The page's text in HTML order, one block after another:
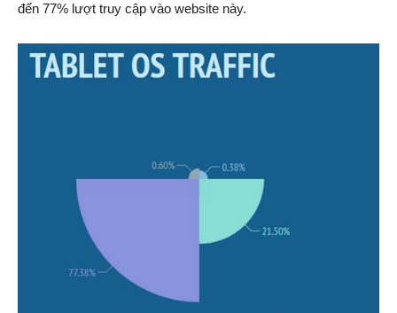
đến 77% lượt truy cập vào website này.